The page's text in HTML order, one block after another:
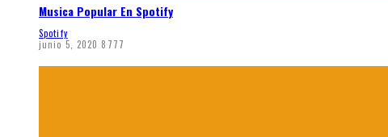
Musica Popular En Spotify
Spotify
junio 5, 2020 8777